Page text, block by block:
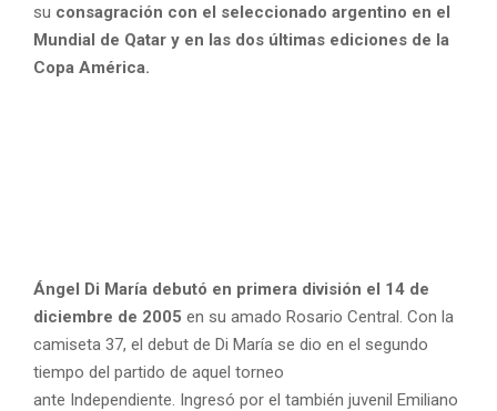
su consagración con el seleccionado argentino en el
Mundial de Qatar y en las dos últimas ediciones de la
Copa América.
Ángel Di María debutó en primera división el 14 de
diciembre de 2005 en su amado Rosario Central. Con la
camiseta 37, el debut de Di María se dio en el segundo
tiempo del partido de aquel torneo
ante Independiente. Ingresó por el también juvenil Emiliano